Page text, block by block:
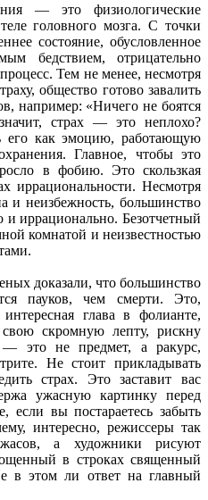
— это физиологические
головного мозга. С точки
состояние, обусловленное
бедствием, отрицательно
Тем не менее, несмотря
общество готово завалить
например: «Ничего не боятся
страх — это неплохо?
его как эмоцию, работающую
Главное, чтобы это
в фобию. Это скользкая
иррациональности. Несмотря
и неизбежность, большинство
и иррационально. Безотчетный
комнатой и неизвестностью
доказали, что большинство
пауков, чем смерти. Это,
глава в фолианте,
скромную лепту, рискну
— это не предмет, а ракурс,
Не стоит прикладывать
страх. Это заставит вас
ужасную картинку перед
если вы постараетесь забыть
интересно, режиссеры так
а художники рисуют
в строках священный
в этом ли ответ на главный